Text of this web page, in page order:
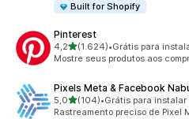
Built for Shopify
Pinterest
4,2de 5 estrelas
(1.624)
1624 avaliações ao todo
•Grátis para
Mostre seus produtos aos
Pixels Meta & Facebook
5,0de 5 estrelas
(104)
104 avaliações ao todo
•Grátis para instalar
Rastreamento preciso de Pixel